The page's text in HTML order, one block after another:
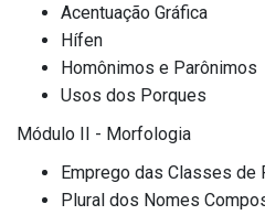
Acentuação Gráfica
Hífen
Homônimos e Parônimos
Usos dos Porques
Módulo II - Morfologia
Emprego das Classes de
Plural dos Nomes